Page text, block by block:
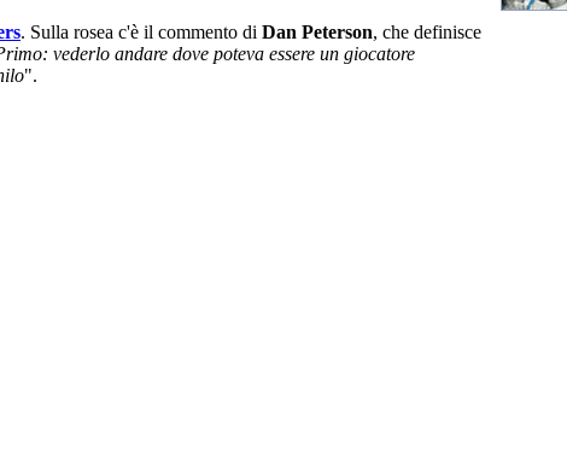
. Sulla rosea c'è il commento di Dan Peterson, che definisce
vederlo andare dove poteva essere un giocatore
".